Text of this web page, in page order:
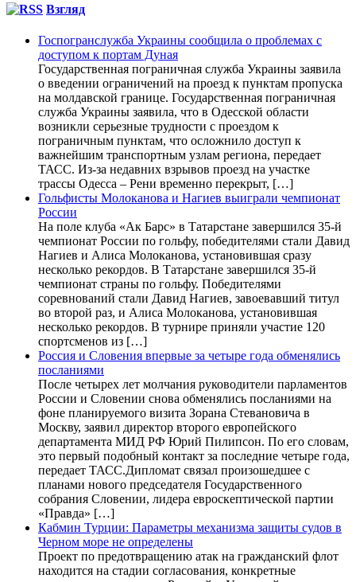
Взгляд
Госпогранслужба Украины сообщила о проблемах с
доступом к портам Дуная
Государственная пограничная служба Украины заявила
о введении ограничений на проезд к пунктам пропуска
на молдавской границе. Государственная пограничная
служба Украины заявила, что в Одесской области
возникли серьезные трудности с проездом к
пограничным пунктам, что осложнило доступ к
важнейшим транспортным узлам региона, передает
ТАСС. Из-за недавних взрывов проезд на участке
трассы Одесса – Рени временно перекрыт, […]
Гольфисты Молоканова и Нагиев выиграли чемпионат
России
На поле клуба «Ак Барс» в Татарстане завершился 35-й
чемпионат России по гольфу, победителями стали Давид
Нагиев и Алиса Молоканова, установившая сразу
несколько рекордов. В Татарстане завершился 35-й
чемпионат страны по гольфу. Победителями
соревнований стали Давид Нагиев, завоевавший титул
во второй раз, и Алиса Молоканова, установившая
несколько рекордов. В турнире приняли участие 120
спортсменов из […]
Россия и Словения впервые за четыре года обменялись
посланиями
После четырех лет молчания руководители парламентов
России и Словении снова обменялись посланиями на
фоне планируемого визита Зорана Стевановича в
Москву, заявил директор второго европейского
департамента МИД РФ Юрий Пилипсон. По его словам,
это первый подобный контакт за последние четыре года,
передает ТАСС.Дипломат связал произошедшее с
планами нового председателя Государственного
собрания Словении, лидера евроскептической партии
«Правда» […]
Кабмин Турции: Параметры механизма защиты судов в
Черном море не определены
Проект по предотвращению атак на гражданский флот
находится на стадии согласования, конкретные